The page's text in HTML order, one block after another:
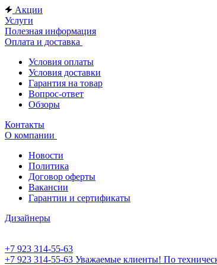
Акции
Услуги
Полезная информация
Оплата и доставка
Условия оплаты
Условия доставки
Гарантия на товар
Вопрос-ответ
Обзоры
Контакты
О компании
Новости
Политика
Договор оферты
Вакансии
Гарантии и сертификаты
Дизайнеры
+7 923 314-55-63
+7 923 314-55-63 Уважаемые клиенты! По